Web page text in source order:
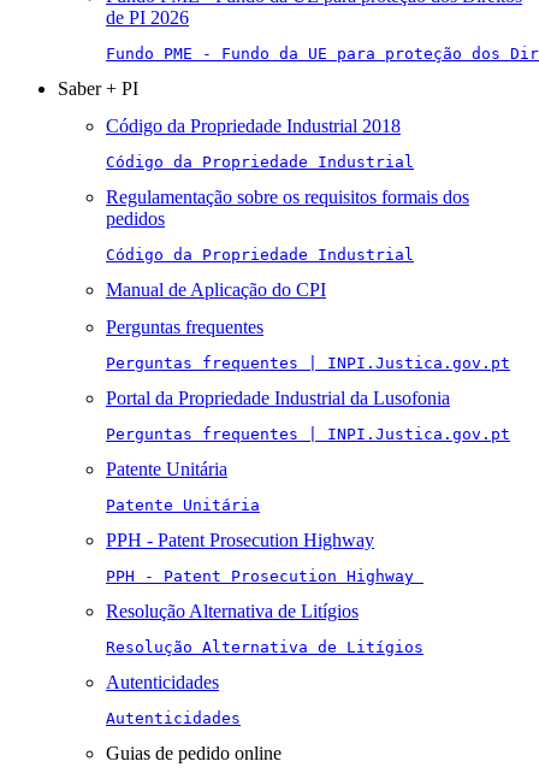
de PI 2026
Fundo PME - Fundo da UE para proteção
Saber + PI
Código da Propriedade Industrial 2018
Código da Propriedade Industrial
Regulamentação sobre os requisitos formais dos
pedidos
Código da Propriedade Industrial
Manual de Aplicação do CPI
Perguntas frequentes
Perguntas frequentes | INPI.Justica.gov.pt
Portal da Propriedade Industrial da Lusofonia
Perguntas frequentes | INPI.Justica.gov.pt
Patente Unitária
Patente Unitária
PPH - Patent Prosecution Highway
PPH - Patent Prosecution Highway
Resolução Alternativa de Litígios
Resolução Alternativa de Litígios
Autenticidades
Autenticidades
Guias de pedido online